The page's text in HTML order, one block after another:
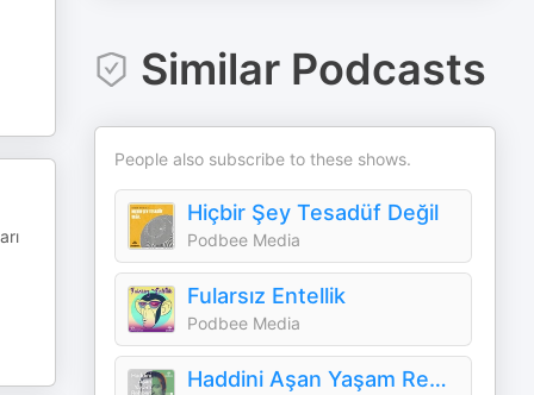
Similar Podcasts
People also subscribe to these shows.
Hiçbir Şey Tesadüf Değil
Podbee Media
Fularsız Entellik
Podbee Media
Haddini Aşan Yaşam Rehberi